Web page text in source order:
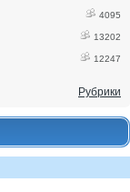
4095
13202
12247
Рубрики